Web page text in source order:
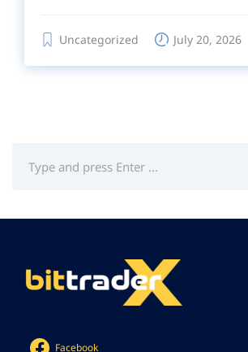
Uncategorized July 20, 2026
Facebook